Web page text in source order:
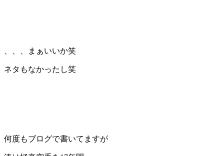
、、、まぁいいか笑
ネタもなかったし笑
何度もブログで書いてますが